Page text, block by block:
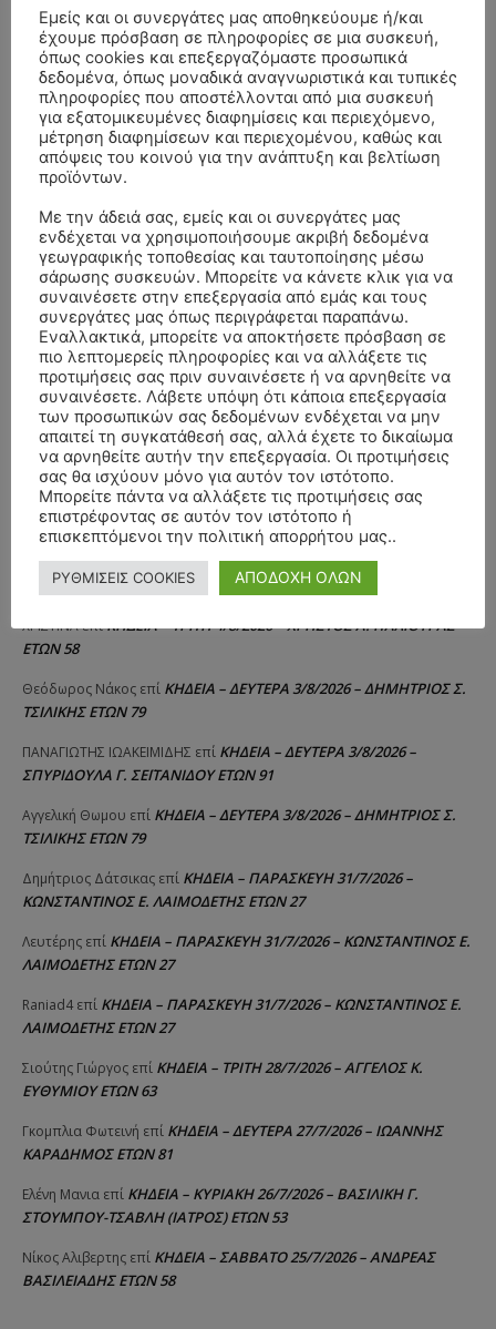
- Advertisment -
ΣΥΛΛΥΠΗΤΗΡΙΑ ΜΗΝΥΜΑΤΑ
Αλέξανδρος ΣέρβοςεπίΚΗΔΕΙΑ – ΣΑΒΒΑΤΟ 25/7/2026 –
ΧΑΡΑΛΑΜΠΟΣ ΚΑΥΚΙΑΣ ΕΤΩΝ 57
ΧΡΙΣΤΙΝΑεπίΚΗΔΕΙΑ – ΤΡΙΤΗ 4/8/2026 – ΧΡΗΣΤΟΣ Α. ΠΑΛΙΟΥΡΑΣ
ΕΤΩΝ 58
Θεόδωρος Νάκος επί ΚΗΔΕΙΑ – ΔΕΥΤΕΡΑ 3/8/2026 – ΔΗΜΗΤΡΙΟΣ Σ.
ΤΣΙΛΙΚΗΣ ΕΤΩΝ 79
ΠΑΝΑΓΙΩΤΗΣ IΩΑΚΕΙΜΙΔΗΣ επί ΚΗΔΕΙΑ – ΔΕΥΤΕΡΑ 3/8/2026 –
ΣΠΥΡΙΔΟΥΛΑ Γ. ΣΕΪΤΑΝΙΔΟΥ ΕΤΩΝ 91
Αγγελική Θωμου επί ΚΗΔΕΙΑ – ΔΕΥΤΕΡΑ 3/8/2026 – ΔΗΜΗΤΡΙΟΣ Σ.
ΤΣΙΛΙΚΗΣ ΕΤΩΝ 79
Δημήτριος Δάτσικας επί ΚΗΔΕΙΑ – ΠΑΡΑΣΚΕΥΗ 31/7/2026 –
ΚΩΝΣΤΑΝΤΙΝΟΣ Ε. ΛΑΙΜΟΔΕΤΗΣ ΕΤΩΝ 27
Λευτέρης επί ΚΗΔΕΙΑ – ΠΑΡΑΣΚΕΥΗ 31/7/2026 – ΚΩΝΣΤΑΝΤΙΝΟΣ Ε.
ΛΑΙΜΟΔΕΤΗΣ ΕΤΩΝ 27
Raniad4 επί ΚΗΔΕΙΑ – ΠΑΡΑΣΚΕΥΗ 31/7/2026 – ΚΩΝΣΤΑΝΤΙΝΟΣ Ε.
ΛΑΙΜΟΔΕΤΗΣ ΕΤΩΝ 27
Σιούτης Γιώργος επί ΚΗΔΕΙΑ – ΤΡΙΤΗ 28/7/2026 – ΑΓΓΕΛΟΣ Κ.
ΕΥΘΥΜΙΟΥ ΕΤΩΝ 63
Γκομπλια Φωτεινή επί ΚΗΔΕΙΑ – ΔΕΥΤΕΡΑ 27/7/2026 – ΙΩΑΝΝΗΣ
ΚΑΡΑΔΗΜΟΣ ΕΤΩΝ 81
Ελένη Μανια επί ΚΗΔΕΙΑ – ΚΥΡΙΑΚΗ 26/7/2026 – ΒΑΣΙΛΙΚΗ Γ.
ΣΤΟΥΜΠΟΥ-ΤΣΑΒΛΗ (ΙΑΤΡΟΣ) ΕΤΩΝ 53
Νίκος Αλιβερτης επί ΚΗΔΕΙΑ – ΣΑΒΒΑΤΟ 25/7/2026 – ΑΝΔΡΕΑΣ
ΒΑΣΙΛΕΙΑΔΗΣ ΕΤΩΝ 58
Εμείς και οι συνεργάτες μας αποθηκεύουμε ή/και
έχουμε πρόσβαση σε πληροφορίες σε μια συσκευή,
όπως cookies και επεξεργαζόμαστε προσωπικά
δεδομένα, όπως μοναδικά αναγνωριστικά και τυπικές
πληροφορίες που αποστέλλονται από μια συσκευή
για εξατομικευμένες διαφημίσεις και περιεχόμενο,
μέτρηση διαφημίσεων και περιεχομένου, καθώς και
απόψεις του κοινού για την ανάπτυξη και βελτίωση
προϊόντων.
Με την άδειά σας, εμείς και οι συνεργάτες μας
ενδέχεται να χρησιμοποιήσουμε ακριβή δεδομένα
γεωγραφικής τοποθεσίας και ταυτοποίησης μέσω
σάρωσης συσκευών. Μπορείτε να κάνετε κλικ για να
συναινέσετε στην επεξεργασία από εμάς και τους
συνεργάτες μας όπως περιγράφεται παραπάνω.
Εναλλακτικά, μπορείτε να αποκτήσετε πρόσβαση σε
πιο λεπτομερείς πληροφορίες και να αλλάξετε τις
προτιμήσεις σας πριν συναινέσετε ή να αρνηθείτε να
συναινέσετε. Λάβετε υπόψη ότι κάποια επεξεργασία
των προσωπικών σας δεδομένων ενδέχεται να μην
απαιτεί τη συγκατάθεσή σας, αλλά έχετε το δικαίωμα
να αρνηθείτε αυτήν την επεξεργασία. Οι προτιμήσεις
σας θα ισχύουν μόνο για αυτόν τον ιστότοπο.
Μπορείτε πάντα να αλλάξετε τις προτιμήσεις σας
επιστρέφοντας σε αυτόν τον ιστότοπο ή
επισκεπτόμενοι την πολιτική απορρήτου μας..
ΡΥΘΜΙΣΕΙΣ COOKIES ΑΠΟΔΟΧΗ ΟΛΩΝ